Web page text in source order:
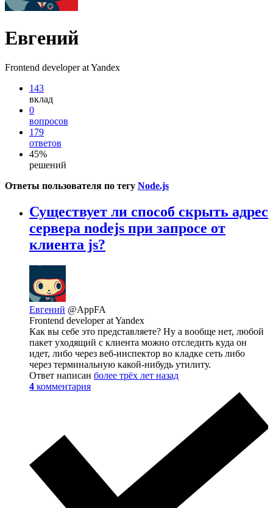
Евгений
Frontend developer at Yandex
143
вклад
0
вопросов
179
ответов
45%
решений
Ответы пользователя по тегу Node.js
Существует ли способ скрыть адрес
сервера nodejs при запросе от
клиента js?
Евгений @AppFA
Frontend developer at Yandex
Как вы себе это представляете? Ну а вообще нет, любой
пакет уходящий с клиента можно отследить куда он
идет, либо через веб-инспектор во кладке сеть либо
через терминальную какой-нибудь утилиту.
Ответ написан более трёх лет назад
4 комментария